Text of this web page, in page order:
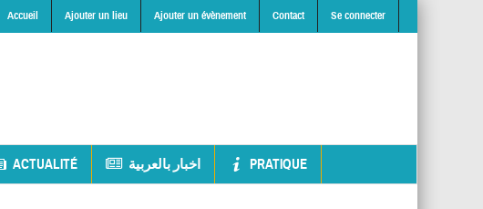
Accueil Ajouter un lieu Ajouter un évènement Contact Se connecter
ACTUALITÉ اخبار بالعربية PRATIQUE